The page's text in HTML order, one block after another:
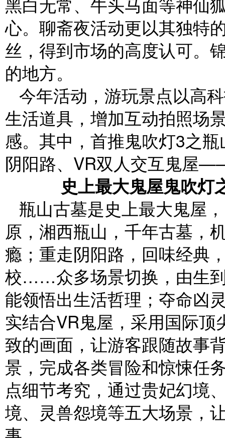
心。聊斋夜活动更以其独特
丝，得到市场的高度认可。
的地方。
今年活动，游玩景点以高
生活道具，增加互动拍照场
感。其中，首推鬼吹灯3之
阴阳路、VR双人交互鬼屋
史上最大鬼屋鬼吹灯
瓶山古墓是史上最大鬼屋
原，湘西瓶山，千年古墓，
瘾；重走阴阳路，回味经典
校……众多场景切换，由生
能领悟出生活哲理；夺命凶
实结合VR鬼屋，采用国际顶
致的画面，让游客跟随故事
景，完成各类冒险和惊悚任
点细节考究，通过贵妃幻境
境、灵兽怨境等五大场景，